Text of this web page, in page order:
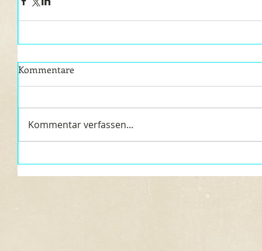
Kommentare
Kommentar verfassen...